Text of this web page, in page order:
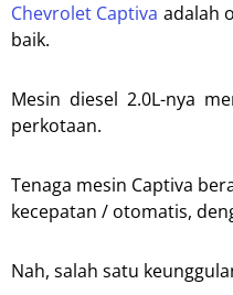
Chevrolet Captiva adalah
baik.
Mesin diesel 2.0L-nya
perkotaan.
Tenaga mesin Captiva
kecepatan / otomatis,
Nah, salah satu